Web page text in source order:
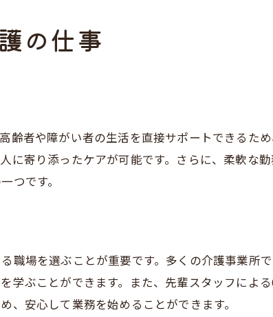
選び方ガイド
る訪問介護の魅力
介護のパート募集
ト求人情報
求人の選び方
訪問介護の魅力
ト求人を見極める方法
の仕事
者や障がい者の生活を直接サポートできるた
に寄り添ったケアが可能です。さらに、柔軟な
つです。
職場を選ぶことが重要です。多くの介護事業所
ぶことができます。また、先輩スタッフによる
、安心して業務を始めることができます。